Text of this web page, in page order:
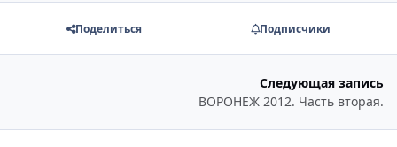
Поделиться Подписчики
Следующая запись
ВОРОНЕЖ 2012. Часть вторая.